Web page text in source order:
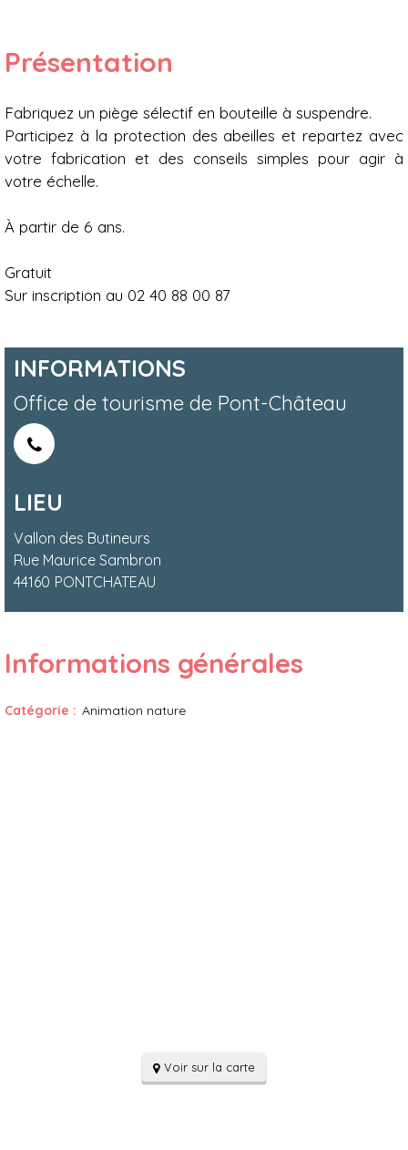
Présentation
Fabriquez un piège sélectif en bouteille à suspendre.
Participez à la protection des abeilles et repartez avec
votre fabrication et des conseils simples pour agir à
votre échelle.
À partir de 6 ans.
Gratuit
Sur inscription au 02 40 88 00 87
INFORMATIONS
Office de tourisme de Pont-Château
LIEU
Vallon des Butineurs
Rue Maurice Sambron
44160 PONTCHATEAU
Informations générales
Catégorie : Animation nature
Voir sur la carte